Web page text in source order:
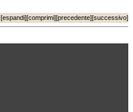
[espandi][comprimi][precedente][successivo]